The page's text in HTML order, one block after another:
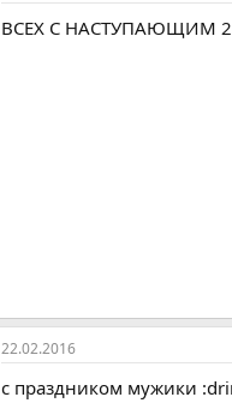
ВСЕХ С НАСТУПАЮЩИМ 23
22.02.2016
с праздником мужики